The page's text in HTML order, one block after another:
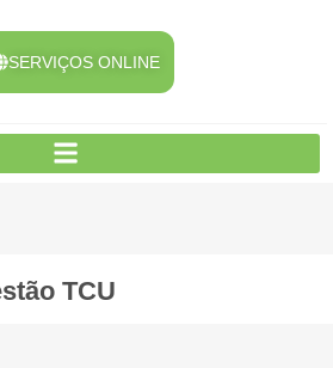
SERVIÇOS ONLINE
TCU